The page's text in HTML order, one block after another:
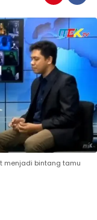
menjadi bintang tamu